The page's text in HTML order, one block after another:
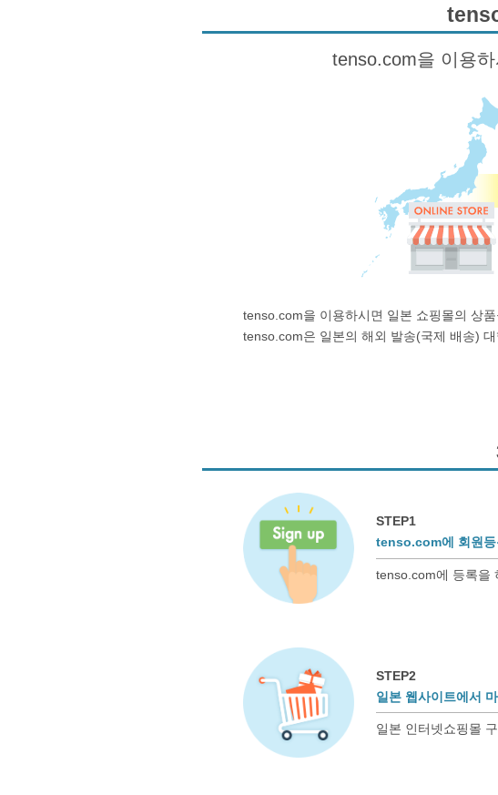
tenso.com을 이용
tenso.com을 이용하시면 일본 쇼핑몰의 상
tenso.com은 일본의 해외 발송(국제 배송) 대
STEP1
tenso.com에 회원등
tenso.com에 등록을
STEP2
일본 웹사이트에서
일본 인터넷쇼핑몰